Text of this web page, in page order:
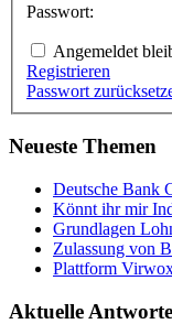
Passwort:
Angemeldet
Registrieren
Passwort
Neueste Themen
Deutsche Bank
Könnt ihr mir
Grundlagen
Zulassung von
Plattform
Aktuelle